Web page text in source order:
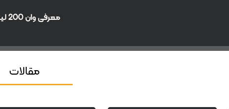
معرفی وان 200 لیتری
مقالات